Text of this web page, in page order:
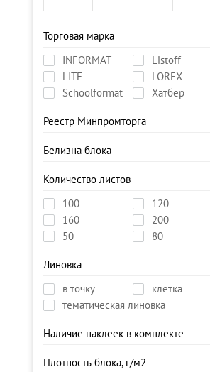
Торговая марка
INFORMAT
Listoff
LITE
LOREX
Schoolformat
Хатбер
Реестр Минпромторга
Белизна блока
Количество листов
100
120
160
200
50
80
Линовка
в точку
клетка
тематическая линовка
Наличие наклеек в комплекте
Плотность блока, г/м2